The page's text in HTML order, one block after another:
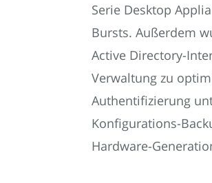
Serie Desktop
Bursts. Außerdem
Active Directory-
Verwaltung zu
Authentifizierung
Konfigurations-
Hardware-